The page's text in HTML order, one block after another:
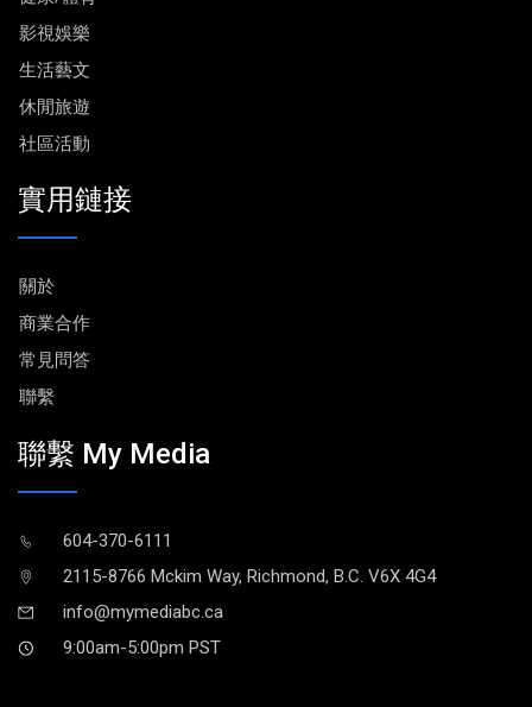
影視娛樂
生活藝文
休閒旅遊
社區活動
實用鏈接
關於
商業合作
常見問答
聯繫
聯繫 My Media
604-370-6111
2115-8766 Mckim Way, Richmond, B.C. V6X 4G4
info@mymediabc.ca
9:00am-5:00pm PST